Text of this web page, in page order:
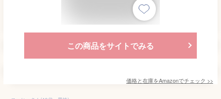
この商品をサイトでみる
価格と在庫をAmazonでチェック >>